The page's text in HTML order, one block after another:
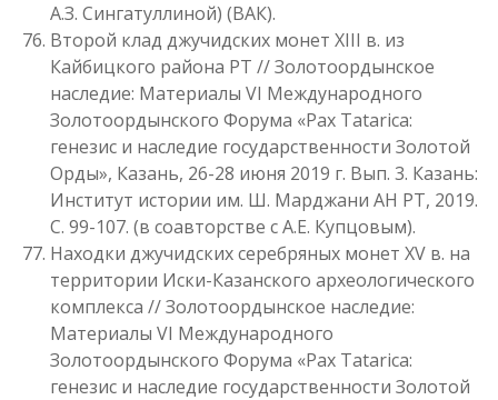
А.З. Сингатуллиной) (ВАК).
Второй клад джучидских монет XIII в. из
Кайбицкого района РТ // Золотоордынское
наследие: Материалы VI Международного
Золотоордынского Форума «Pax Tatarica:
генезис и наследие государственности Золотой
Орды», Казань, 26-28 июня 2019 г. Вып. 3. Казань:
Институт истории им. Ш. Марджани АН РТ, 2019.
С. 99-107. (в соавторстве с А.Е. Купцовым).
Находки джучидских серебряных монет XV в. на
территории Иски-Казанского археологического
комплекса // Золотоордынское наследие:
Материалы VI Международного
Золотоордынского Форума «Pax Tatarica:
генезис и наследие государственности Золотой